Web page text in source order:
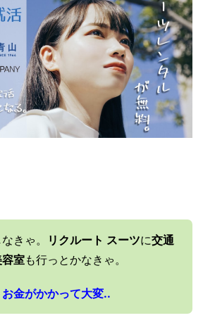
きゃ。 リクルート スーツに交通
容室も行っとかなきゃ。
金がかかって大変..